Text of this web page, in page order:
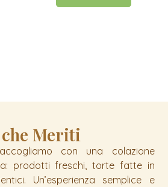
Meriti
con una colazione
prodotti freschi, torte fatte in
Un’esperienza semplice e